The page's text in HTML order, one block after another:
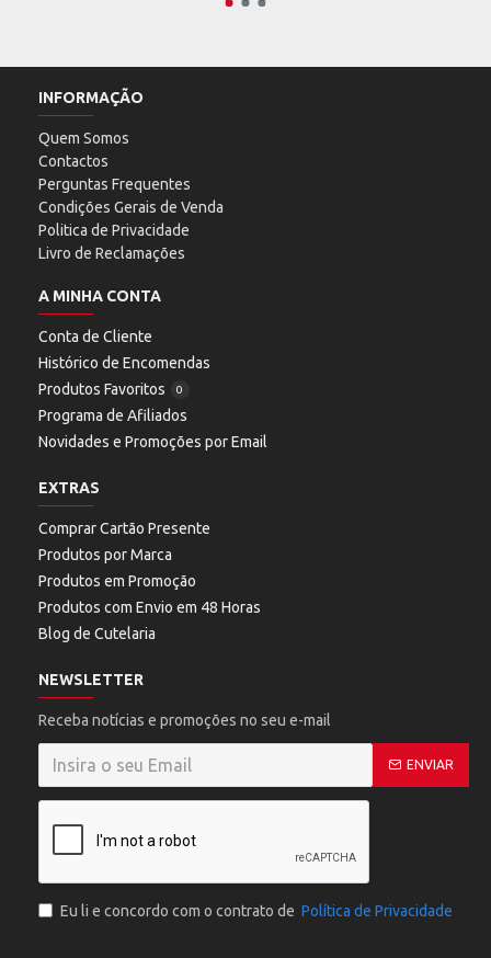
INFORMAÇÃO
Quem Somos
Contactos
Perguntas Frequentes
Condições Gerais de Venda
Politica de Privacidade
Livro de Reclamações
A MINHA CONTA
Conta de Cliente
Histórico de Encomendas
Produtos Favoritos
0
Programa de Afiliados
Novidades e Promoções por Email
EXTRAS
Comprar Cartão Presente
Produtos por Marca
Produtos em Promoção
Produtos com Envio em 48 Horas
Blog de Cutelaria
NEWSLETTER
Receba notícias e promoções no seu e-mail
ENVIAR
Eu li e concordo com o contrato de Política de Privacidade